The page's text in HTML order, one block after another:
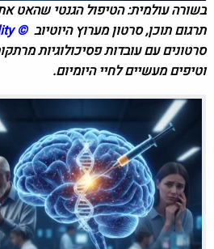
תרגום תוכן, סרטון מערוץ היוטיוב©
סרטונים עם עובדות פסיכולוגיות
וטיפים מעשיים לחיי היומיום.